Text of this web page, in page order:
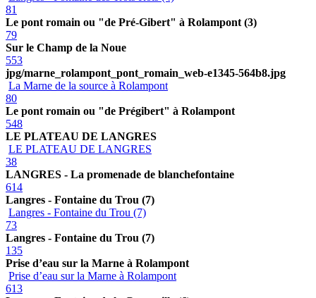
81
Le pont romain ou "de Pré-Gibert" à Rolampont (3)
79
Sur le Champ de la Noue
553
jpg/marne_rolampont_pont_romain_web-e1345-564b8.jpg
La Marne de la source à Rolampont
80
Le pont romain ou "de Prégibert" à Rolampont
548
LE PLATEAU DE LANGRES
LE PLATEAU DE LANGRES
38
LANGRES - La promenade de blanchefontaine
614
Langres - Fontaine du Trou (7)
Langres - Fontaine du Trou (7)
73
Langres - Fontaine du Trou (7)
135
Prise d’eau sur la Marne à Rolampont
Prise d’eau sur la Marne à Rolampont
613